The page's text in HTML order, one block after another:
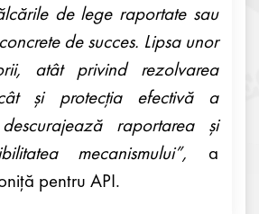
de lege raportate sau
de succes. Lipsa unor
atât privind rezolvarea
și protecția efectivă a
raportarea și
mecanismului”, a
pentru API.